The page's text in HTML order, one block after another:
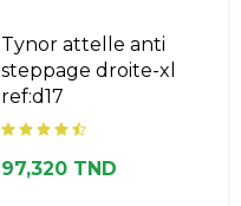
tynor attelle anti
steppage droite-xl
ref:d17
97,320 TND